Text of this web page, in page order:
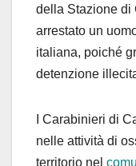
della Stazione di
arrestato un
italiana, poiché
detenzione
Carabinieri di
nelle attività di
territorio nel